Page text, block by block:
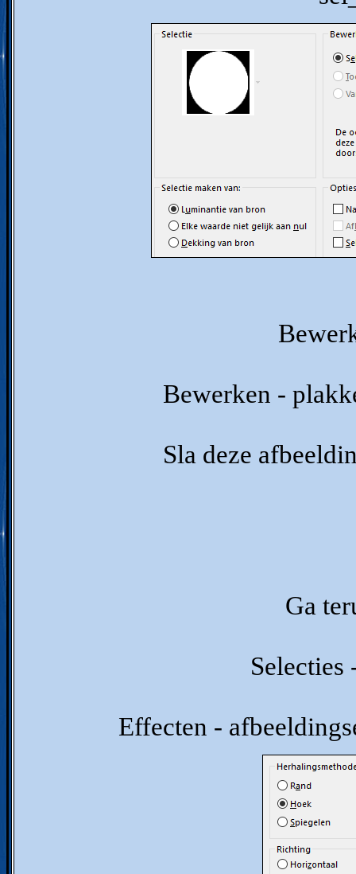
Bewerken -
Sla deze
Ga
Selecties
Effecten -